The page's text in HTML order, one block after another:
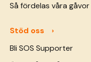
Så fördelas våra gåvor
Stöd oss
Bli SOS Supporter